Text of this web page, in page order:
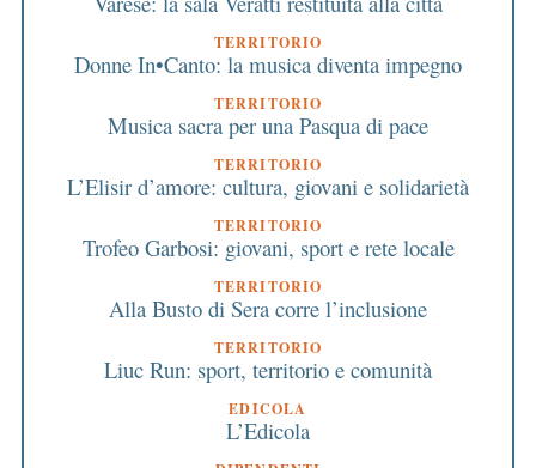
TERRITORIO
Donne In•Canto: la musica diventa impegno
TERRITORIO
Musica sacra per una Pasqua di pace
TERRITORIO
L’Elisir d’amore: cultura, giovani e solidarietà
TERRITORIO
Trofeo Garbosi: giovani, sport e rete locale
TERRITORIO
Alla Busto di Sera corre l’inclusione
TERRITORIO
Liuc Run: sport, territorio e comunità
EDICOLA
L’Edicola